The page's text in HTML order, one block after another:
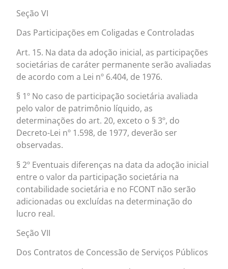
Seção VI
Das Participações em Coligadas e Controladas
Art. 15. Na data da adoção inicial, as participações
societárias de caráter permanente serão avaliadas
de acordo com a Lei nº 6.404, de 1976.
§ 1º No caso de participação societária avaliada
pelo valor de patrimônio líquido, as
determinações do art. 20, exceto o § 3º, do
Decreto-Lei nº 1.598, de 1977, deverão ser
observadas.
§ 2º Eventuais diferenças na data da adoção inicial
entre o valor da participação societária na
contabilidade societária e no FCONT não serão
adicionadas ou excluídas na determinação do
lucro real.
Seção VII
Dos Contratos de Concessão de Serviços Públicos